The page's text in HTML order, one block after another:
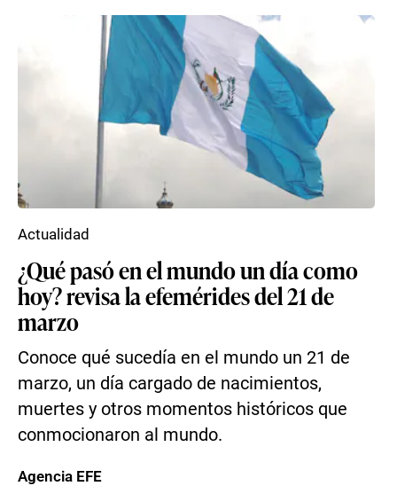
¿Qué pasó en el mundo un día como
hoy? revisa la efemérides del 21 de
marzo
Conoce qué sucedía en el mundo un 21 de
marzo, un día cargado de nacimientos,
muertes y otros momentos históricos que
conmocionaron al mundo.
Actualidad
Agencia EFE